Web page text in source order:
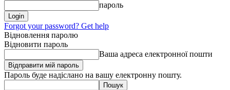
пароль
Forgot your password? Get help
Відновлення паролю
Відновити пароль
Ваша адреса електронної пошти
Пароль буде надіслано на вашу електронну пошту.